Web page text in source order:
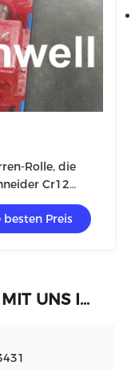
Rolle, die
Cr12
besten Preis
TRETEN SIE MIT UNS IN VERBINDUNG